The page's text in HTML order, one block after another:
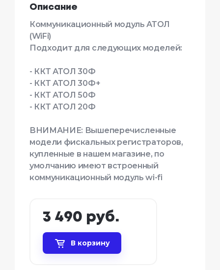
Описание
Коммуникационный модуль АТОЛ
(WiFi)
Подходит для следующих моделей:
- ККТ АТОЛ 30Ф
- ККТ АТОЛ 30Ф+
- ККТ АТОЛ 50Ф
- ККТ АТОЛ 20Ф
ВНИМАНИЕ: Вышеперечисленные
модели фискальных регистраторов,
купленные в нашем магазине, по
умолчанию имеют встроенный
коммуникационный модуль wi-fi
3 490 руб.
В корзину